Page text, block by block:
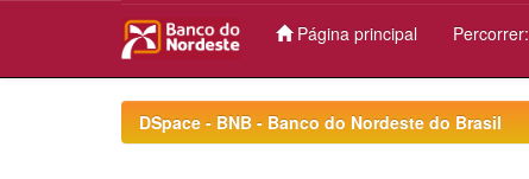
Página principal Percorrer:
DSpace - BNB - Banco do Nordeste do Brasil